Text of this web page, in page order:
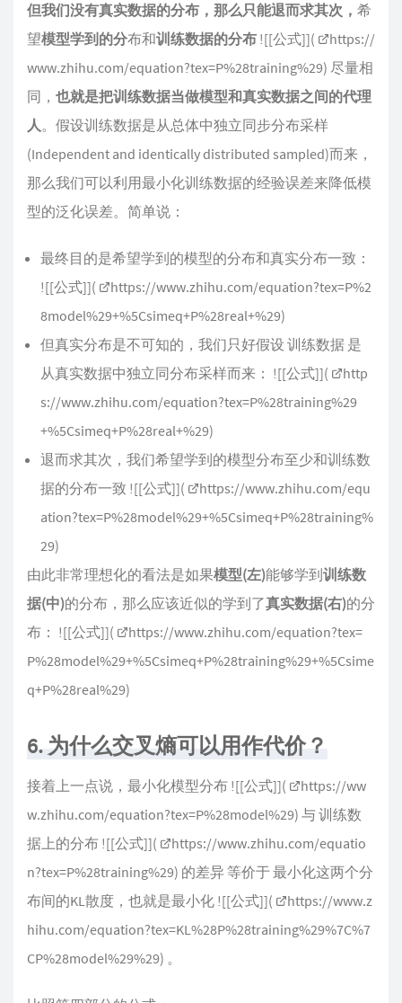
但我们没有真实数据的分布，那么只能退而求其次， 希
望模型学到的分布和训练数据的分布 ![[公式]](
https://
www.zhihu.com/equation?tex=P%28training%29) 尽量相
同， 也就是把训练数据当做模型和真实数据之间的代理
人。假设训练数据是从总体中独立同步分布采样
(Independent and identically distributed sampled)而来，
那么我们可以利用最小化训练数据的经验误差来降低模
型的泛化误差。简单说：
最终目的是希望学到的模型的分布和真实分布一致：
![[公式]](
https://www.zhihu.com/equation?tex=P%2
8model%29+%5Csimeq+P%28real+%29)
但真实分布是不可知的，我们只好假设 训练数据 是
从真实数据中独立同分布采样而来： ![[公式]](
http
s://www.zhihu.com/equation?tex=P%28training%29
+%5Csimeq+P%28real+%29)
退而求其次，我们希望学到的模型分布至少和训练数
据的分布一致 ![[公式]](
https://www.zhihu.com/equ
ation?tex=P%28model%29+%5Csimeq+P%28training%
29)
由此非常理想化的看法是如果模型(左)能够学到训练数
据(中)的分布，那么应该近似的学到了真实数据(右)的分
布： ![[公式]](
https://www.zhihu.com/equation?tex=
P%28model%29+%5Csimeq+P%28training%29+%5Csime
q+P%28real%29)
6. 为什么交叉熵可以用作代价？
接着上一点说，最小化模型分布 ![[公式]](
https://ww
w.zhihu.com/equation?tex=P%28model%29) 与 训练数
据上的分布 ![[公式]](
https://www.zhihu.com/equatio
n?tex=P%28training%29) 的差异 等价于 最小化这两个分
布间的KL散度，也就是最小化 ![[公式]](
https://www.z
hihu.com/equation?tex=KL%28P%28training%29%7C%7
CP%28model%29%29) 。